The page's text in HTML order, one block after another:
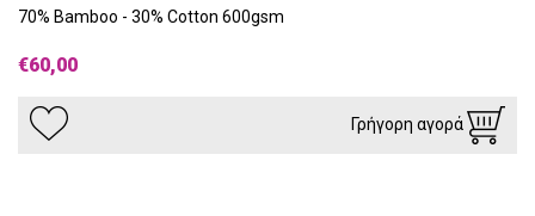
70% Bamboo - 30% Cotton 600gsm
€60,00
Γρήγορη αγορά